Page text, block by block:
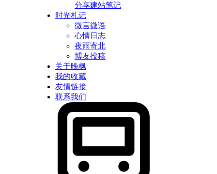
分享建站笔记
时光札记
微言微语
心情日志
夜雨寄北
博友投稿
关于晚枫
我的收藏
友情链接
联系我们